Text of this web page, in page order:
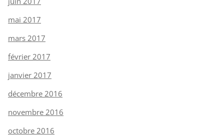
mai 2017
mars 2017
février 2017
janvier 2017
décembre 2016
novembre 2016
octobre 2016